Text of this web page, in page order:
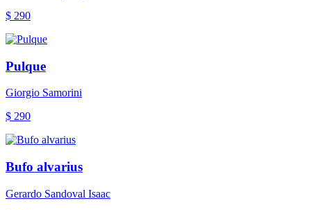
$ 290
Pulque
Giorgio Samorini
$ 290
Bufo alvarius
Gerardo Sandoval Isaac